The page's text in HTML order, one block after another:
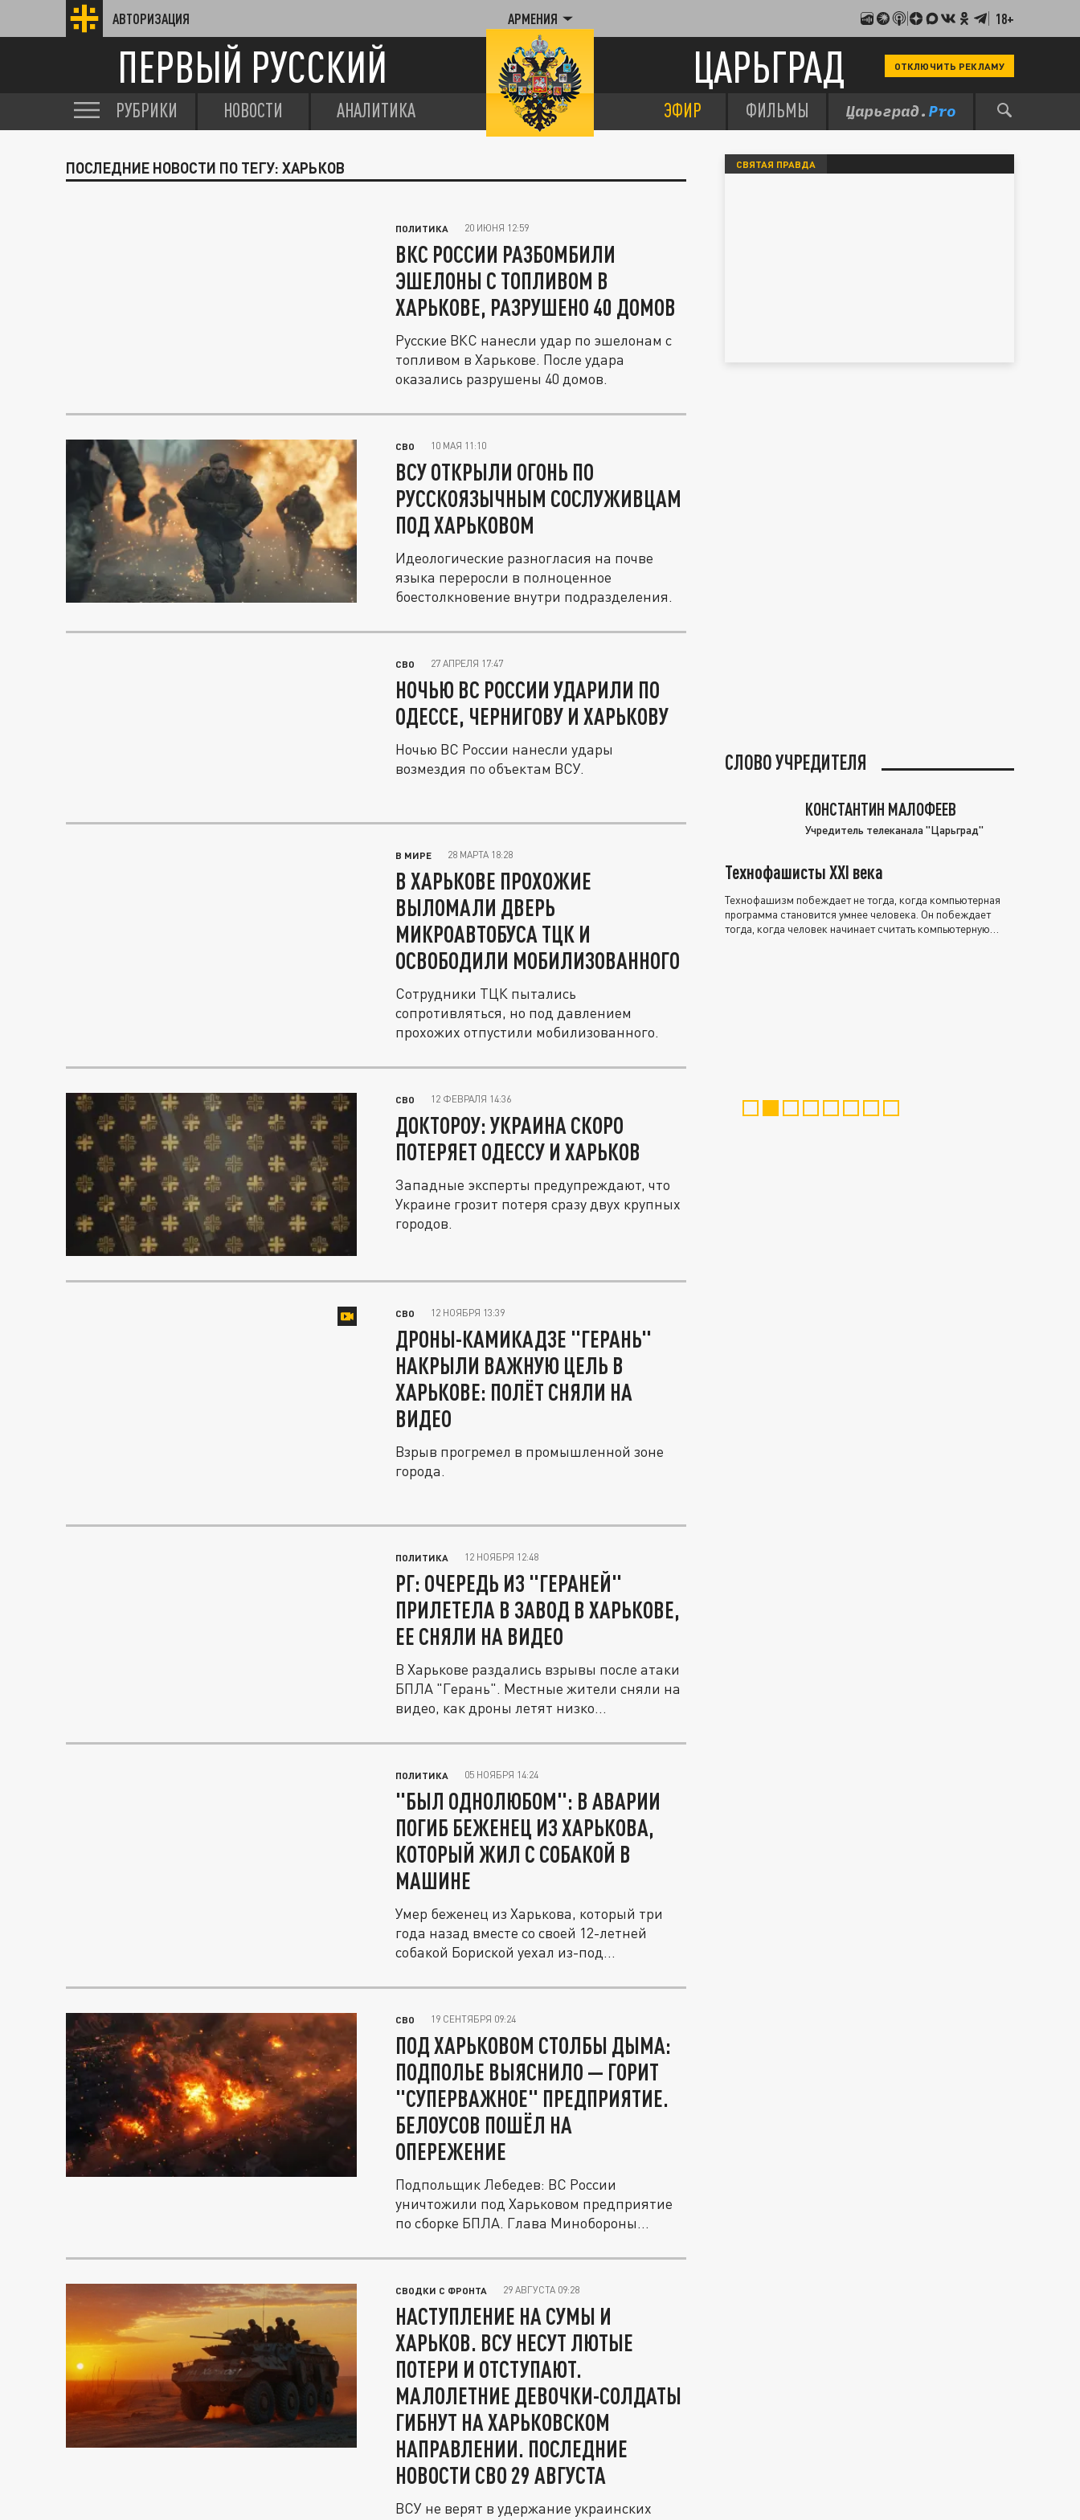
АВТОРИЗАЦИЯ АРМЕНИЯ 18+
ПЕРВЫЙ РУССКИЙ ЦАРЬГРАД ОТКЛЮЧИТЬ РЕКЛАМУ
РУБРИКИ НОВОСТИ АНАЛИТИКА ЭФИР ФИЛЬМЫ
ПОСЛЕДНИЕ НОВОСТИ ПО ТЕГУ: ХАРЬКОВ
ПОЛИТИКА 20 ИЮНЯ 12:59
ВКС РОССИИ РАЗБОМБИЛИ
ЭШЕЛОНЫ С ТОПЛИВОМ В
ХАРЬКОВЕ, РАЗРУШЕНО 40 ДОМОВ
Русские ВКС нанесли удар по эшелонам с
топливом в Харькове. После удара
оказались разрушены 40 домов.
СВО 10 МАЯ 11:10
ВСУ ОТКРЫЛИ ОГОНЬ ПО
РУССКОЯЗЫЧНЫМ СОСЛУЖИВЦАМ
ПОД ХАРЬКОВОМ
Идеологические разногласия на почве
языка переросли в полноценное
боестолкновение внутри подразделения.
СВО 27 АПРЕЛЯ 17:47
НОЧЬЮ ВС РОССИИ УДАРИЛИ ПО
ОДЕССЕ, ЧЕРНИГОВУ И ХАРЬКОВУ
Ночью ВС России нанесли удары
возмездия по объектам ВСУ.
В МИРЕ 28 МАРТА 18:28
В ХАРЬКОВЕ ПРОХОЖИЕ
ВЫЛОМАЛИ ДВЕРЬ
МИКРОАВТОБУСА ТЦК И
ОСВОБОДИЛИ МОБИЛИЗОВАННОГО
Сотрудники ТЦК пытались
сопротивляться, но под давлением
прохожих отпустили мобилизованного.
СВО 12 ФЕВРАЛЯ 14:36
ДОКТОРОУ: УКРАИНА СКОРО
ПОТЕРЯЕТ ОДЕССУ И ХАРЬКОВ
Западные эксперты предупреждают, что
Украине грозит потеря сразу двух крупных
городов.
СВО 12 НОЯБРЯ 13:39
ДРОНЫ-КАМИКАДЗЕ "ГЕРАНЬ"
НАКРЫЛИ ВАЖНУЮ ЦЕЛЬ В
ХАРЬКОВЕ: ПОЛЁТ СНЯЛИ НА
ВИДЕО
Взрыв прогремел в промышленной зоне
города.
ПОЛИТИКА 12 НОЯБРЯ 12:48
РГ: ОЧЕРЕДЬ ИЗ "ГЕРАНЕЙ"
ПРИЛЕТЕЛА В ЗАВОД В ХАРЬКОВЕ,
ЕЕ СНЯЛИ НА ВИДЕО
В Харькове раздались взрывы после атаки
БПЛА "Герань". Местные жители сняли на
видео, как дроны летят низко...
ПОЛИТИКА 05 НОЯБРЯ 14:24
"БЫЛ ОДНОЛЮБОМ": В АВАРИИ
ПОГИБ БЕЖЕНЕЦ ИЗ ХАРЬКОВА,
КОТОРЫЙ ЖИЛ С СОБАКОЙ В
МАШИНЕ
Умер беженец из Харькова, который три
года назад вместе со своей 12-летней
собакой Бориской уехал из-под...
СВО 19 СЕНТЯБРЯ 09:24
ПОД ХАРЬКОВОМ СТОЛБЫ ДЫМА:
ПОДПОЛЬЕ ВЫЯСНИЛО — ГОРИТ
"СУПЕРВАЖНОЕ" ПРЕДПРИЯТИЕ.
БЕЛОУСОВ ПОШЁЛ НА
ОПЕРЕЖЕНИЕ
Подпольщик Лебедев: ВС России
уничтожили под Харьковом предприятие
по сборке БПЛА. Глава Минобороны
СВОДКИ С ФРОНТА 29 АВГУСТА 09:28
НАСТУПЛЕНИЕ НА СУМЫ И
ХАРЬКОВ. ВСУ НЕСУТ ЛЮТЫЕ
ПОТЕРИ И ОТСТУПАЮТ.
МАЛОЛЕТНИЕ ДЕВОЧКИ-СОЛДАТЫ
ГИБНУТ НА ХАРЬКОВСКОМ
НАПРАВЛЕНИИ. ПОСЛЕДНИЕ
НОВОСТИ СВО 29 АВГУСТА
ВСУ не верят в удержание украинских
СВЯТАЯ ПРАВДА
СЛОВО УЧРЕДИТЕЛЯ
КОНСТАНТИН МАЛОФЕЕВ
Учредитель телеканала "Царьград"
Технофашисты XXI века
Технофашизм побеждает не тогда, когда компьютерная
программа становится умнее человека. Он побеждает
тогда, когда человек начинает считать компьютерную